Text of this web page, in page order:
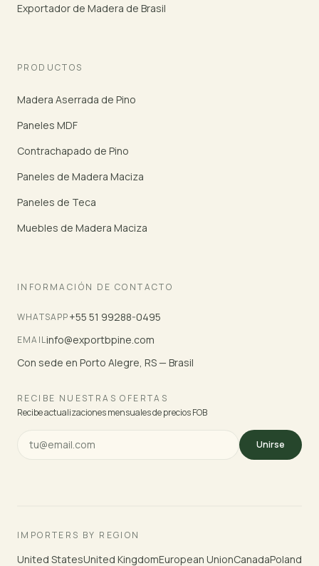
Exportador de Madera de Brasil
PRODUCTOS
Madera Aserrada de Pino
Paneles MDF
Contrachapado de Pino
Paneles de Madera Maciza
Paneles de Teca
Muebles de Madera Maciza
INFORMACIÓN DE CONTACTO
WHATSAPP+55 51 99288-0495
EMAILinfo@exportbpine.com
Con sede en Porto Alegre, RS — Brasil
RECIBE NUESTRAS OFERTAS
Recibe actualizaciones mensuales de precios FOB
Unirse
IMPORTERS BY REGION
United StatesUnited KingdomEuropean UnionCanadaPoland